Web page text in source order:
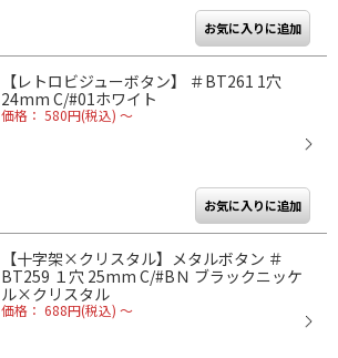
【レトロビジューボタン】 ＃BT261 1穴
24mm C/#01ホワイト
価格： 580円(税込) ～
【十字架×クリスタル】メタルボタン ＃
BT259 １穴 25mm C/#BＮ ブラックニッケ
ル×クリスタル
価格： 688円(税込) ～